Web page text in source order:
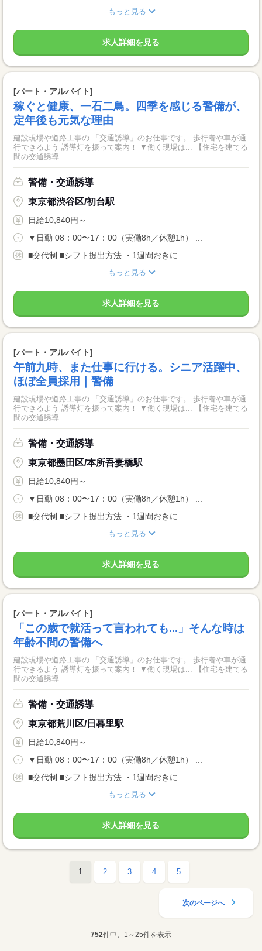
もっと見る
求人詳細を見る
[パート・アルバイト]
稼ぐと健康、一石二鳥。四季を感じる警備が、
定年後も元気な理由
建設現場や道路工事の 「交通誘導」のお仕事です。 歩行者や車が通
行できるよう 誘導灯を振って案内！ ▼働く現場は... 【住宅を建てる
間の交通誘導...
警備・交通誘導
東京都渋谷区/初台駅
日給10,840円～
▼日勤 08：00〜17：00（実働8h／休憩1h） ...
■交代制 ■シフト提出方法 ・1週間おきに...
もっと見る
求人詳細を見る
[パート・アルバイト]
午前九時、また仕事に行ける。シニア活躍中、
ほぼ全員採用｜警備
建設現場や道路工事の 「交通誘導」のお仕事です。 歩行者や車が通
行できるよう 誘導灯を振って案内！ ▼働く現場は... 【住宅を建てる
間の交通誘導...
警備・交通誘導
東京都墨田区/本所吾妻橋駅
日給10,840円～
▼日勤 08：00〜17：00（実働8h／休憩1h） ...
■交代制 ■シフト提出方法 ・1週間おきに...
もっと見る
求人詳細を見る
[パート・アルバイト]
「この歳で就活って言われても...」そんな時は
年齢不問の警備へ
建設現場や道路工事の 「交通誘導」のお仕事です。 歩行者や車が通
行できるよう 誘導灯を振って案内！ ▼働く現場は... 【住宅を建てる
間の交通誘導...
警備・交通誘導
東京都荒川区/日暮里駅
日給10,840円～
▼日勤 08：00〜17：00（実働8h／休憩1h） ...
■交代制 ■シフト提出方法 ・1週間おきに...
もっと見る
求人詳細を見る
1 2 3 4 5
次のページへ
752件中、1～25件を表示